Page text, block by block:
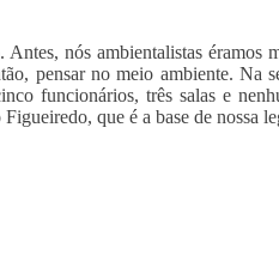
nós ambientalistas éramos
pensar no meio ambiente. Na
funcionários, três salas e
que é a base de nossa